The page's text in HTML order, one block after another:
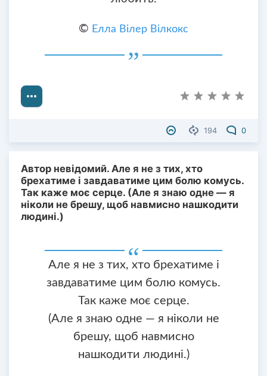
© Елла Вілер Вілкокс
194 0
Автор невідомий. Але я не з тих, хто
брехатиме і завдаватиме цим болю комусь.
Так каже моє серце. (Але я знаю одне — я
ніколи не брешу, щоб навмисно нашкодити
людині.)
Але я не з тих, хто брехатиме і
завдаватиме цим болю комусь.
Так каже моє серце.
(Але я знаю одне — я ніколи не
брешу, щоб навмисно
нашкодити людині.)